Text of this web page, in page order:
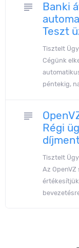
subject
Banki
Teszt
Tisztelt
Cégünk
péntekig,
subject
Régi
Tisztelt
Az